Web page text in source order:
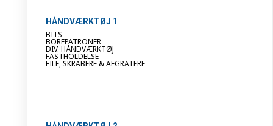
HÅNDVÆRKTØJ 1
BITS
BOREPATRONER
DIV. HÅNDVÆRKTØJ
FASTHOLDELSE
FILE, SKRABERE & AFGRATERE